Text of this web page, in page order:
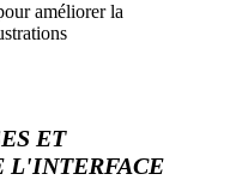
améliorer la
ET
L'INTERFACE